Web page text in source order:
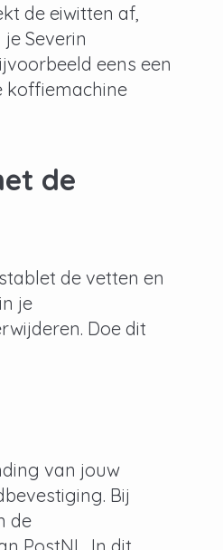
de eiwitten af,
Severin
eens een
koffiemachine
de
de vetten en
je
Doe dit
van jouw
Bij
de